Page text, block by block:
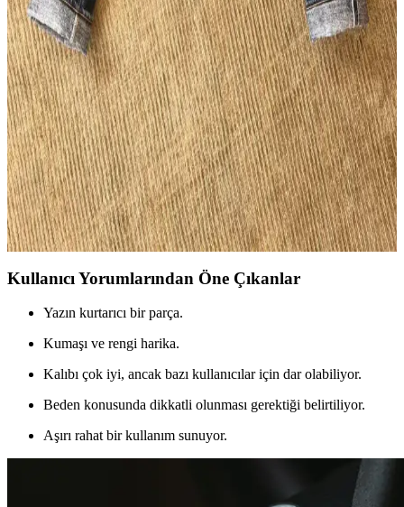
Pantolon Özellikleri ve Kullanıcı Yorumları
Flat Head FN-D111 14.5oz Wide Straight LHT, geniş kesimi, özgün
renk detayları ve dayanıklı kumaşıyla günlük kullanım için ideal bir
kot pantolon olarak öne çıkıyor. Beden uyumu ve solma özellikleri
kullanıcı deneyimlerine göre değişiyor.
Pure Blue Japan SR-013 Raw Denim Pantolonların
5 Yıllık Kullanım ve Solma İncelemesi
Pure Blue Japan SR-013 model raw denim pantolon, 5 yıl boyunca
düzenli kullanımla kalın slubby kumaşı ve yoğun indigo boyası
sayesinde benzersiz solma desenleri ve dayanıklılık sunar.
Kullanıcı Yorumlarından Öne Çıkanlar
Yazın kurtarıcı bir parça.
Kumaşı ve rengi harika.
Kalıbı çok iyi, ancak bazı kullanıcılar için dar olabiliyor.
Beden konusunda dikkatli olunması gerektiği belirtiliyor.
Aşırı rahat bir kullanım sunuyor.